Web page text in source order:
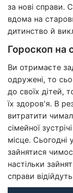
за нові справи.
вдома на
дитинство й
Гороскоп на
Ви отримаєте
одружені, то
до своїх дітей,
їх здоров'я. В
витратити
сімейної
місце. Сьогодні
зайнятися
настільки
справи